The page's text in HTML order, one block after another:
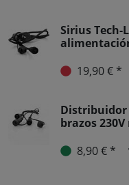
Sirius Tech-
19,90 € *
Distribuidor
brazos 230V
8,90 € *